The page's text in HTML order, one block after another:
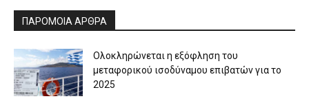
ΠΑΡΟΜΟΙΑ ΑΡΘΡΑ
Ολοκληρώνεται η εξόφληση του
μεταφορικού ισοδύναμου επιβατών για το
2025